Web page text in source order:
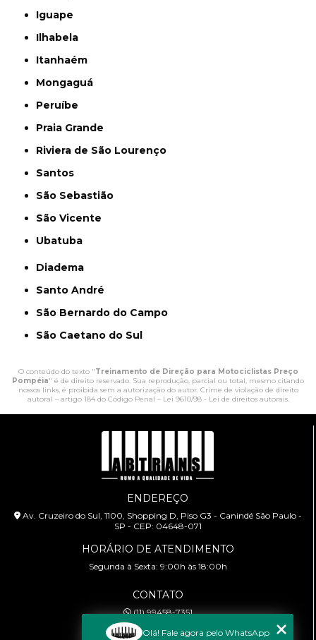
Iguape
Ilhabela
Itanhaém
Mongaguá
Peruíbe
Praia Grande
Riviera de São Lourenço
Santos
São Sebastião
São Vicente
Ubatuba
Diadema
Santo André
São Bernardo do Campo
São Caetano do Sul
O conteúdo do texto "Treinamento de Direção para Motociclistas Preço
Pompéia" é de direito reservado. Sua reprodução, parcial ou total, mesmo citando
nossos links, é proibida sem a autorização do autor. Crime de violação de direito
autoral – artigo 184 do Código Penal – Lei 9610/98 - Lei de direitos autorais.
ENDEREÇO
Av. Cruzeiro do Sul, 1100, Shopping D, Piso G3 - Canindé São Paulo -
SP - CEP: 04648-071
HORÁRIO DE ATENDIMENTO
Segunda à Sexta: 9:00h às 18:00h
CONTATO
(11) 99458-7351
cursoabtrans@gmail.com
Olá! Fale agora pelo WhatsApp